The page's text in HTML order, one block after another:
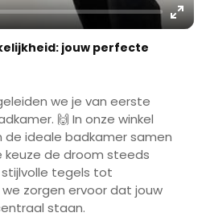
jouw perfecte
we je van eerste
🙌 In onze winkel
de ideale badkamer samen
keuze de droom steeds
tegels tot
zorgen ervoor dat jouw
staan.